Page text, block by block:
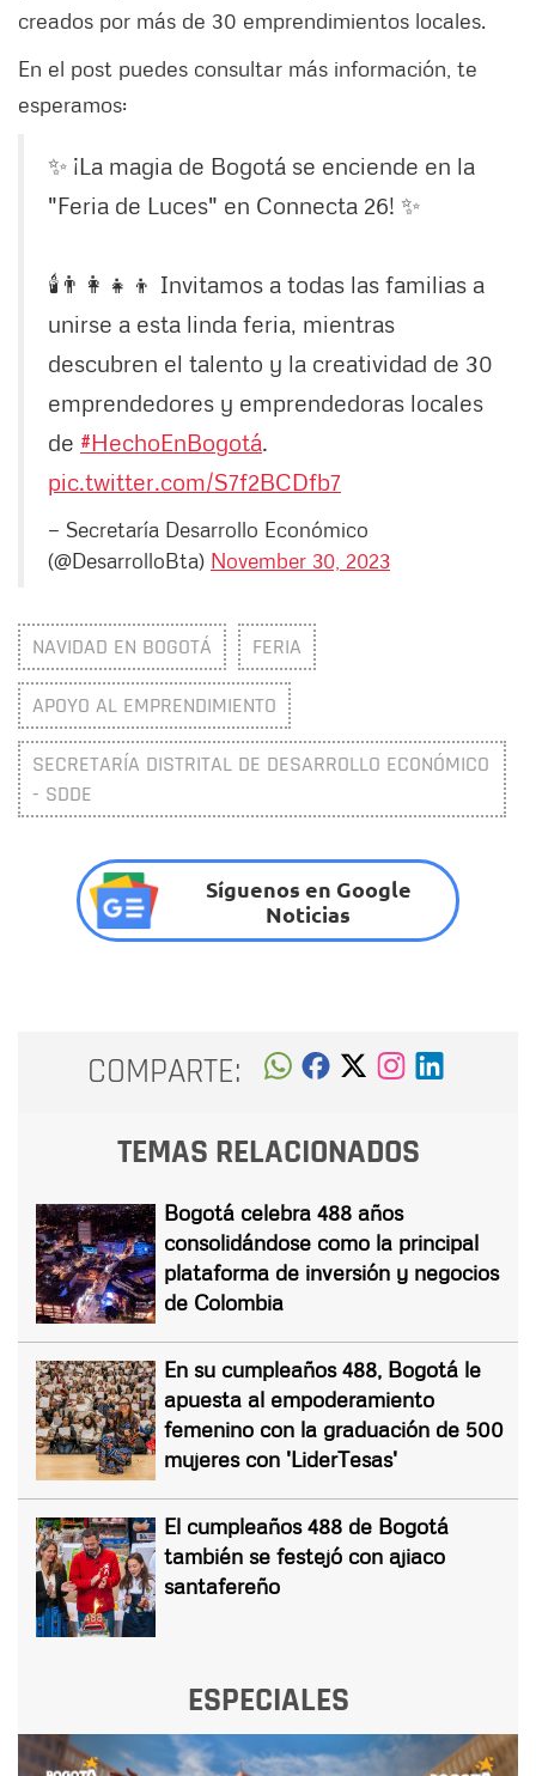
creados por más de 30 emprendimientos locales.
En el post puedes consultar más información, te
esperamos:
✨ ¡La magia de Bogotá se enciende en la
"Feria de Luces" en Connecta 26! ✨
🕯️👨‍👩‍👧‍👦 Invitamos a todas las familias a
unirse a esta linda feria, mientras
descubren el talento y la creatividad de 30
emprendedores y emprendedoras locales
de #HechoEnBogotá.
pic.twitter.com/S7f2BCDfb7
— Secretaría Desarrollo Económico
(@DesarrolloBta) November 30, 2023
NAVIDAD EN BOGOTÁ FERIA
APOYO AL EMPRENDIMIENTO
SECRETARÍA DISTRITAL DE DESARROLLO ECONÓMICO
- SDDE
Síguenos en Google
Noticias
COMPARTE:
TEMAS RELACIONADOS
Bogotá celebra 488 años
consolidándose como la principal
plataforma de inversión y negocios
de Colombia
En su cumpleaños 488, Bogotá le
apuesta al empoderamiento
femenino con la graduación de 500
mujeres con 'LiderTesas'
El cumpleaños 488 de Bogotá
también se festejó con ajiaco
santafereño
ESPECIALES